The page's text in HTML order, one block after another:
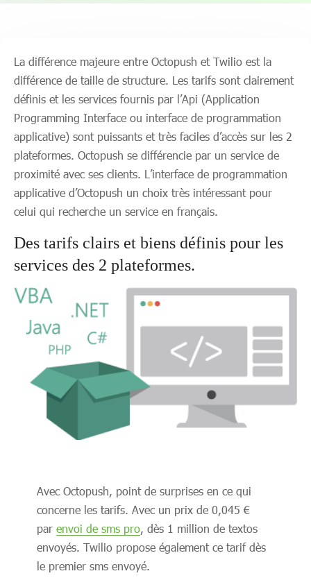
La différence majeure entre Octopush et Twilio est la
différence de taille de structure. Les tarifs sont clairement
définis et les services fournis par l’Api (Application
Programming Interface ou interface de programmation
applicative) sont puissants et très faciles d’accès sur les 2
plateformes. Octopush se différencie par un service de
proximité avec ses clients. L’interface de programmation
applicative d’Octopush un choix très intéressant pour
celui qui recherche un service en français.
Des tarifs clairs et biens définis pour les
services des 2 plateformes.
Avec Octopush, point de surprises en ce qui
concerne les tarifs. Avec un prix de 0,045 €
par envoi de sms pro, dès 1 million de textos
envoyés. Twilio propose également ce tarif dès
le premier sms envoyé.